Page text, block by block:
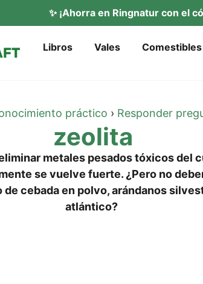
✨ ¡Ahor­ra en Ring­na­tur con el
Libros Vales Comes­ti­bles
prác­ti­co › Respon­der
zeo­li­ta
meta­les pes­ados tóxi­cos del
se vuel­ve fuer­te. ¿Pero no
de ceba­da en pol­vo, aránd­a­nos
atlántico?